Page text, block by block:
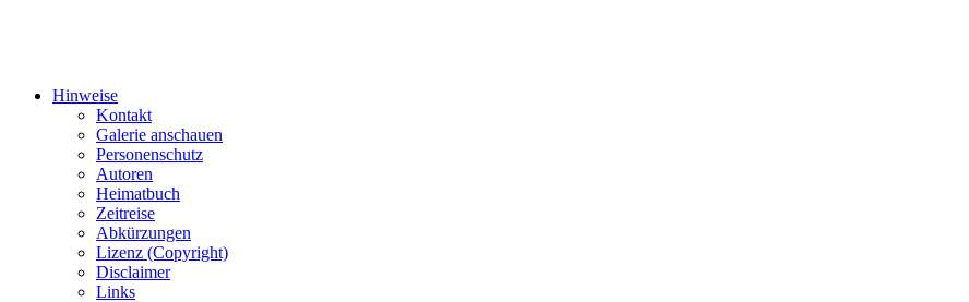
Hinweise
Kontakt
Galerie anschauen
Personenschutz
Autoren
Heimatbuch
Zeitreise
Abkürzungen
Lizenz (Copyright)
Disclaimer
Links